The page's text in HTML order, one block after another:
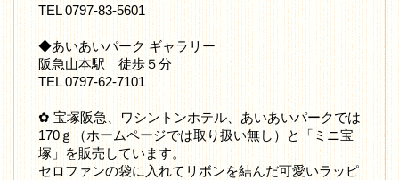
TEL 0797-83-5601
◆あいあいパーク ギャラリー
阪急山本駅 徒歩５分
TEL 0797-62-7101
✿ 宝塚阪急、ワシントンホテル、あいあいパークでは
170ｇ（ホームページでは取り扱い無し）と「ミニ宝
塚」を販売しています。
セロファンの袋に入れてリボンを結んだ可愛いラッピ